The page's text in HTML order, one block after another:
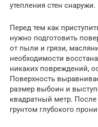
утепления стен снаружи.
Перед тем как
нужно подготовить
от пыли и грязи,
необходимости
никаких повреждений,
Поверхность
размер выбоин и
квадратный метр. После
грунтом глубокого